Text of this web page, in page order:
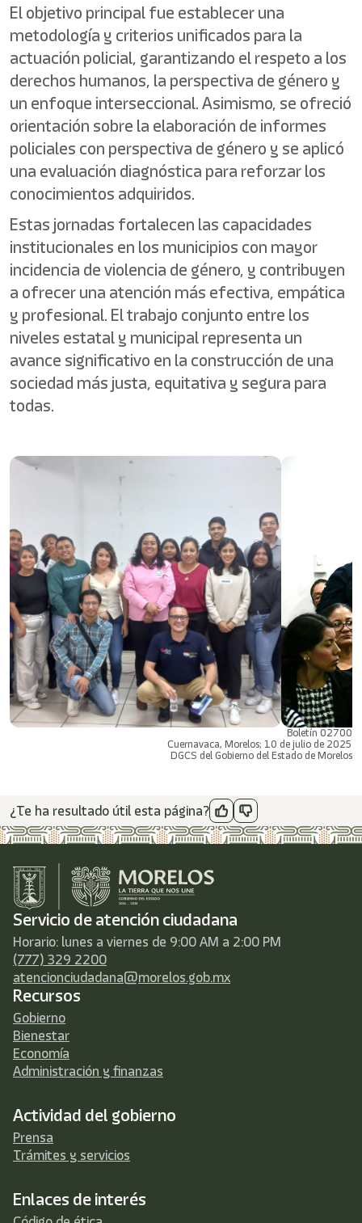
El objetivo principal fue establecer una
metodología y criterios unificados para la
actuación policial, garantizando el respeto a los
derechos humanos, la perspectiva de género y
un enfoque interseccional. Asimismo, se ofreció
orientación sobre la elaboración de informes
policiales con perspectiva de género y se aplicó
una evaluación diagnóstica para reforzar los
conocimientos adquiridos.
Estas jornadas fortalecen las capacidades
institucionales en los municipios con mayor
incidencia de violencia de género, y contribuyen
a ofrecer una atención más efectiva, empática
y profesional. El trabajo conjunto entre los
niveles estatal y municipal representa un
avance significativo en la construcción de una
sociedad más justa, equitativa y segura para
todas.
Boletín 02700
Cuernavaca, Morelos; 10 de julio de 2025
DGCS del Gobierno del Estado de Morelos
¿Te ha resultado útil esta página?
Servicio de atención ciudadana
Horario: lunes a viernes de 9:00 AM a 2:00 PM
(777) 329 2200
atencionciudadana@morelos.gob.mx
Recursos
Gobierno
Bienestar
Economía
Administración y finanzas
Actividad del gobierno
Prensa
Trámites y servicios
Enlaces de interés